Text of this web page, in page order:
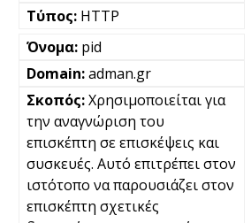
HTTP
pid
adman.gr
Χρησιμοποιείται για
την αναγνώριση του
επισκέπτη σε επισκέψεις και
συσκευές. Αυτό επιτρέπει στον
ιστότοπο να παρουσιάζει στον
επισκέπτη σχετικές